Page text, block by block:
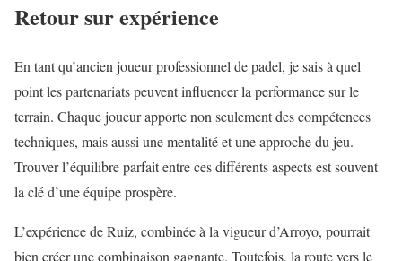
Retour sur expérience
En tant qu’ancien joueur professionnel de padel, je sais à quel
point les partenariats peuvent influencer la performance sur le
terrain. Chaque joueur apporte non seulement des compétences
techniques, mais aussi une mentalité et une approche du jeu.
Trouver l’équilibre parfait entre ces différents aspects est souvent
la clé d’une équipe prospère.
L’expérience de Ruiz, combinée à la vigueur d’Arroyo, pourrait
bien créer une combinaison gagnante. Toutefois, la route vers le